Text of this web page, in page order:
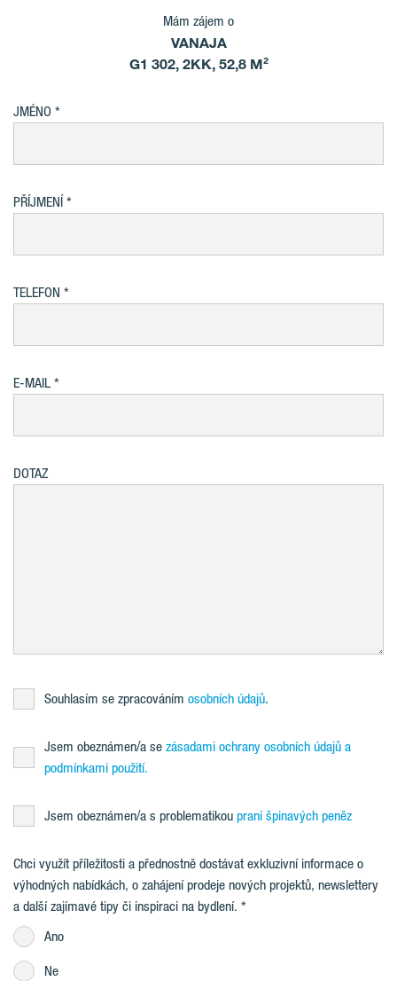
Mám zájem o
VANAJA
G1 302, 2KK, 52,8 M²
JMÉNO
PŘÍJMENÍ
TELEFON
E-MAIL
DOTAZ
Souhlasím se zpracováním osobních údajů.
Jsem obeznámen/a se zásadami ochrany osobních údajů a
podmínkami použití.
Jsem obeznámen/a s problematikou praní špinavých peněz
Chci využít příležitosti a přednostně dostávat exkluzivní informace o
výhodných nabídkách, o zahájení prodeje nových projektů, newslettery
a další zajímavé tipy či inspiraci na bydlení.
Ano
Ne